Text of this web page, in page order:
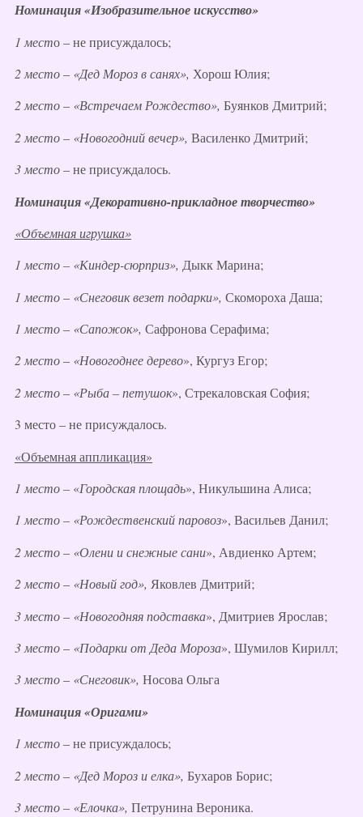
Номинация «Изобразительное искусство»
1 место – не присуждалось;
2 место– «Дед Мороз в санях», Хорош Юлия;
2 место– «Встречаем Рождество», Буянков Дмитрий;
2 место– «Новогодний вечер», Василенко Дмитрий;
3 место– не присуждалось.
Номинация «Декоративно-прикладное творчество»
«Объемная игрушка»
1 место – «Киндер-сюрприз», Дыкк Марина;
1 место– «Снеговик везет подарки», Скомороха Даша;
1 место– «Сапожок», Сафронова Серафима;
2 место– «Новогоднее дерево», Кургуз Егор;
2 место– «Рыба – петушок», Стрекаловская София;
3 место – не присуждалось.
«Объемная аппликация»
1 место – «Городскаяплощадь», Никульшина Алиса;
1 место – «Рождественский паровоз», Васильев Данил;
2 место– «Олени и снежные сани», Авдиенко Артем;
2 место– «Новый год», Яковлев Дмитрий;
3 место– «Новогодняя подставка», Дмитриев Ярослав;
3 место– «Подарки от Деда Мороза», Шумилов Кирилл;
3 место– «Снеговик», Носова Ольга
Номинация «Оригами»
1 место– не присуждалось;
2 место– «Дед Мороз и елка», Бухаров Борис;
3 место– «Елочка», Петрунина Вероника.